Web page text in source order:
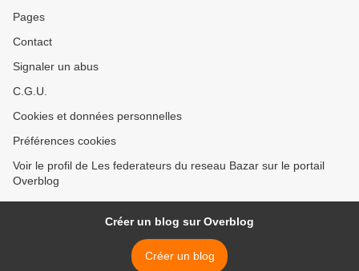
Pages
Contact
Signaler un abus
C.G.U.
Cookies et données personnelles
Préférences cookies
Voir le profil de Les federateurs du reseau Bazar sur le portail
Overblog
Créer un blog sur Overblog
Créer un blog